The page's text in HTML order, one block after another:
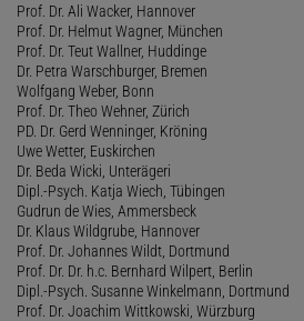
Prof. Dr. Ali Wacker, Hannover
Prof. Dr. Helmut Wagner, München
Prof. Dr. Teut Wallner, Huddinge
Dr. Petra Warschburger, Bremen
Wolfgang Weber, Bonn
Prof. Dr. Theo Wehner, Zürich
PD. Dr. Gerd Wenninger, Kröning
Uwe Wetter, Euskirchen
Dr. Beda Wicki, Unterägeri
Dipl.-Psych. Katja Wiech, Tübingen
Gudrun de Wies, Ammersbeck
Dr. Klaus Wildgrube, Hannover
Prof. Dr. Johannes Wildt, Dortmund
Prof. Dr. Dr. h.c. Bernhard Wilpert, Berlin
Dipl.-Psych. Susanne Winkelmann, Dortmund
Prof. Dr. Joachim Wittkowski, Würzburg